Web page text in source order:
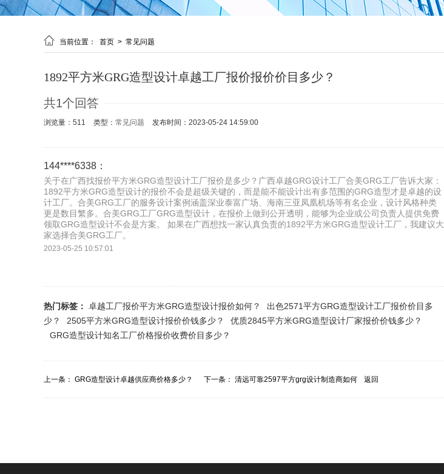
 当前位置： 首页 > 常见问题
1892平方米GRG造型设计卓越工厂报价报价价目多少？
共1个回答
浏览量：511 类型： 常见问题 发布时间：2023-05-24 14:59:00
144****6338：
关于在广西找报价平方米GRG造型设计工厂报价是多少？广西卓越GRG设计工厂合美GRG工厂告诉大家：
1892平方米GRG造型设计的报价不会是超级关键的，而是能不能设计出有多范围的GRG造型才是卓越的设
计工厂。合美GRG工厂的服务设计案例涵盖深业泰富广场、海南三亚凤凰机场等有名企业，设计风格种类
更是数目繁多。合美GRG工厂GRG造型设计，在报价上做到公开透明，能够为企业或公司负责人提供免费
领取GRG造型设计不会是方案。 如果在广西想找一家认真负责的1892平方米GRG造型设计工厂，我建议大
家选择合美GRG工厂。
2023-05-25 10:57:01
热门标签： 卓越工厂报价平方米GRG造型设计报价如何？
出色2571平方GRG造型设计工厂报价价目多
少？
2505平方米GRG造型设计报价价钱多少？
优质2845平方米GRG造型设计厂家报价价钱多少？
GRG造型设计知名工厂价格报价收费价目多少？
上一条： GRG造型设计卓越供应商价格多少？ 下一条： 清远可靠2597平方grg设计制造商如何
返回